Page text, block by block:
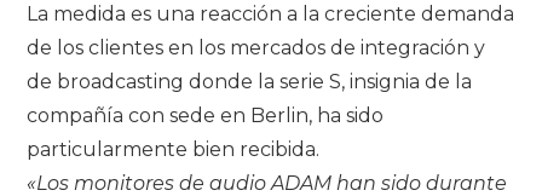
La medida es una reacción a la creciente demanda
de los clientes en los mercados de integración y
de broadcasting donde la serie S, insignia de la
compañía con sede en Berlin, ha sido
particularmente bien recibida.
«Los monitores de audio ADAM han sido durante